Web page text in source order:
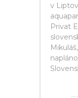
v
Privat